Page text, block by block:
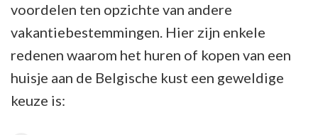
voordelen ten opzichte van andere
vakantiebestemmingen. Hier zijn enkele
redenen waarom het huren of kopen van een
huisje aan de Belgische kust een geweldige
keuze is: